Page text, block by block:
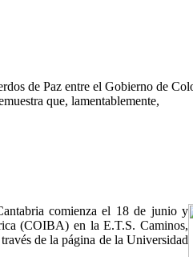
de Paz entre el Gobierno de
que, lamentablemente,
comienza el 18 de junio y
(COIBA) en la E.T.S. Caminos,
de la página de la Universidad